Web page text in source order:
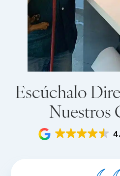
Escúchalo
Nuestros